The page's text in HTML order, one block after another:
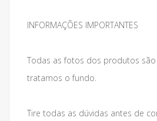
INFORMAÇÕES IMPORTANTES
Todas as fotos dos produtos são
tratamos o fundo.
Tire todas as dúvidas antes de